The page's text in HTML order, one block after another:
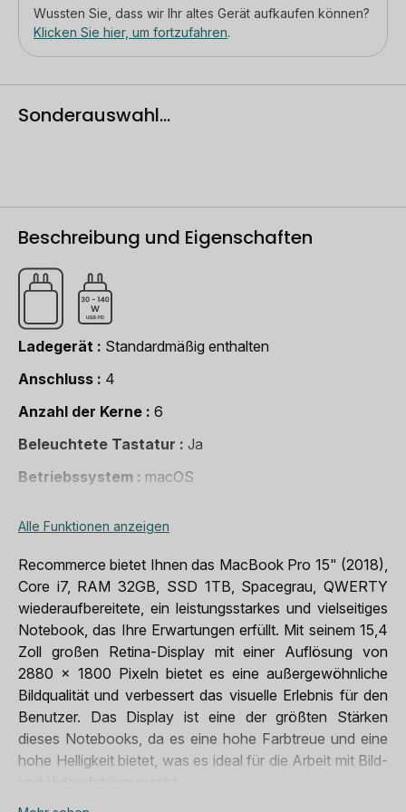
Wussten Sie, dass wir Ihr altes Gerät aufkaufen können?
Klicken Sie hier, um fortzufahren.
Sonderauswahl...
Beschreibung und Eigenschaften
Ladegerät
Standardmäßig enthalten
Anschluss
4
Anzahl der Kerne
6
Beleuchtete Tastatur
Ja
Betriebssystem
macOS
Bluetooth
Bluetooth 5.0
Erscheinungsjahr
2018
Gewicht
1,51 Kg
inklusive Zubehör
1 x Ladegerät
Konnektivität
Wi-Fi
Kopfhöreranschluss
Ja
Marke
Apple
Alle Funktionen anzeigen
Recommerce bietet Ihnen das MacBook Pro 15" (2018),
Core i7, RAM 32GB, SSD 1TB, Spacegrau, QWERTY
wiederaufbereitete, ein leistungsstarkes und vielseitiges
Notebook, das Ihre Erwartungen erfüllt. Mit seinem 15,4
Zoll großen Retina-Display mit einer Auflösung von
2880 x 1800 Pixeln bietet es eine außergewöhnliche
Bildqualität und verbessert das visuelle Erlebnis für den
Benutzer. Das Display ist eine der größten Stärken
dieses Notebooks, da es eine hohe Farbtreue und eine
hohe Helligkeit bietet, was es ideal für die Arbeit mit Bild-